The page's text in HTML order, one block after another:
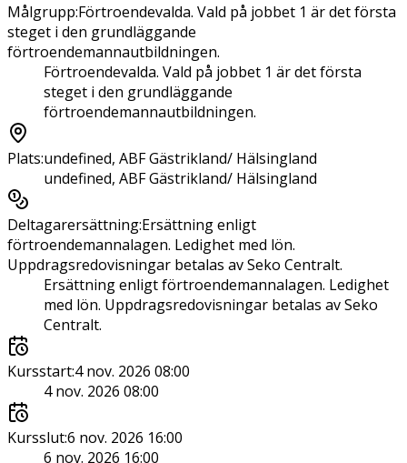
Målgrupp:Förtroendevalda. Vald på jobbet 1 är det första
steget i den grundläggande
förtroendemannautbildningen.
Förtroendevalda. Vald på jobbet 1 är det första
steget i den grundläggande
förtroendemannautbildningen.
Plats:undefined, ABF Gästrikland/ Hälsingland
undefined, ABF Gästrikland/ Hälsingland
Deltagarersättning:Ersättning enligt
förtroendemannalagen. Ledighet med lön.
Uppdragsredovisningar betalas av Seko Centralt.
Ersättning enligt förtroendemannalagen. Ledighet
med lön. Uppdragsredovisningar betalas av Seko
Centralt.
Kursstart:4 nov. 2026 08:00
4 nov. 2026 08:00
Kursslut:6 nov. 2026 16:00
6 nov. 2026 16:00